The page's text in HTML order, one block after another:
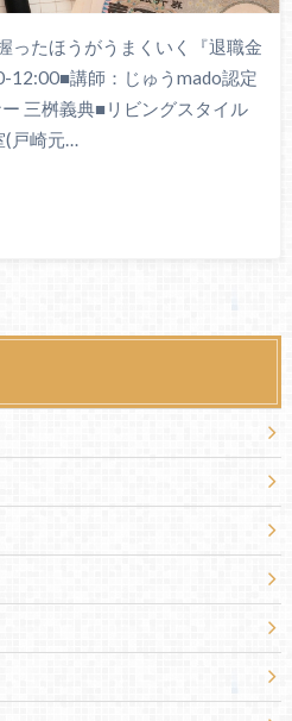
ったほうがうまくいく『退職金
講師：じゅうmado認定
三桝義典■リビングスタイル
(戸崎元…